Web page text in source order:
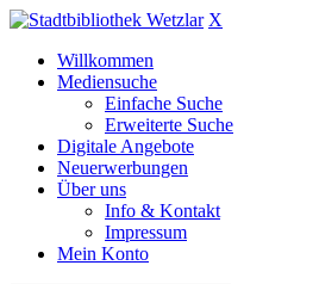
X
Willkommen
Mediensuche
Einfache Suche
Erweiterte Suche
Digitale Angebote
Neuerwerbungen
Über uns
Info & Kontakt
Impressum
Mein Konto